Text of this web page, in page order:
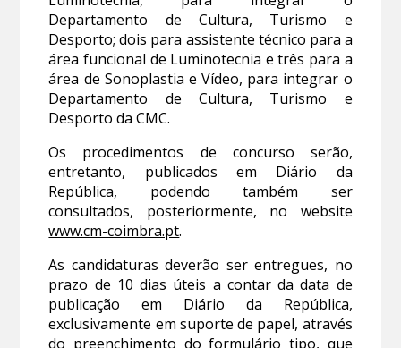
Departamento de Cultura, Turismo e
Desporto; dois para assistente técnico para a
área funcional de Luminotecnia e três para a
área de Sonoplastia e Vídeo, para integrar o
Departamento de Cultura, Turismo e
Desporto da CMC.
Os procedimentos de concurso serão,
entretanto, publicados em Diário da
República, podendo também ser
consultados, posteriormente, no website
www.cm-coimbra.pt.
As candidaturas deverão ser entregues, no
prazo de 10 dias úteis a contar da data de
publicação em Diário da República,
exclusivamente em suporte de papel, através
do preenchimento do formulário tipo, que